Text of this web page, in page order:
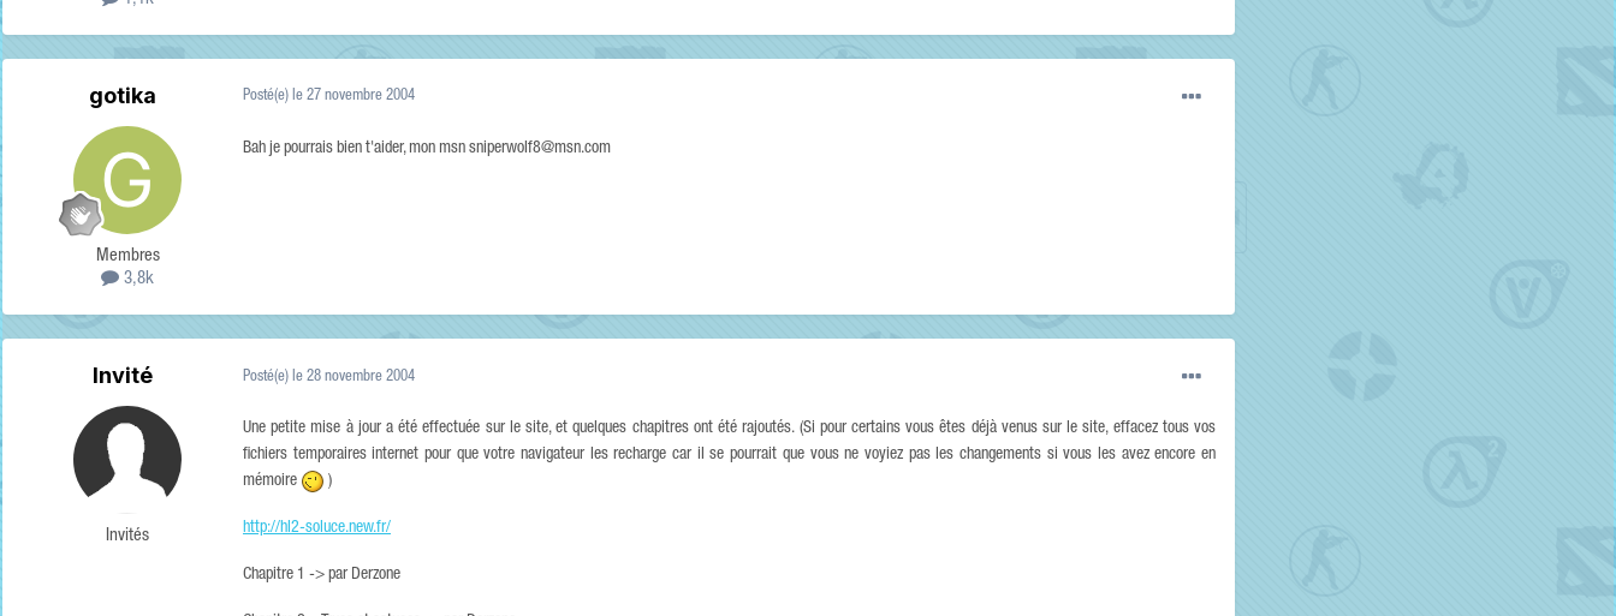
gotika
Membres
3,8k
Posté(e) le 27 novembre 2004
Bah je pourrais bien t'aider, mon msn sniperwolf8@msn.com
Invité
Invités
Posté(e) le 28 novembre 2004
Une petite mise à jour a été effectuée sur le site, et quelques chapitres ont été rajoutés. (Si pour certains vous êtes déjà venus sur le site, effacez tous vos
fichiers temporaires internet pour que votre navigateur les recharge car il se pourrait que vous ne voyiez pas les changements si vous les avez encore en
mémoire
)
http://hl2-soluce.new.fr/
Chapitre 1 -> par Derzone